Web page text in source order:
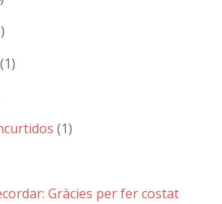
(1)
(1)
Gràcies per fer costat